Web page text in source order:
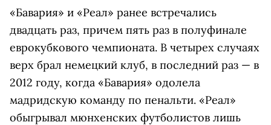
«Бавария» и «Реал» ранее встречались
двадцать раз, причем пять раз в полуфинале
еврокубкового чемпионата. В четырех случаях
верх брал немецкий клуб, в последний раз — в
2012 году, когда «Бавария» одолела
мадридскую команду по пенальти. «Реал»
обыгрывал мюнхенских футболистов лишь